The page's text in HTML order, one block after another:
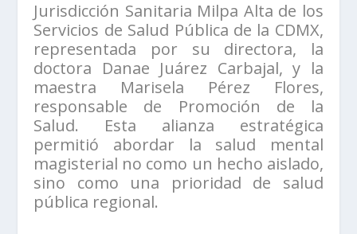
Jurisdicción Sanitaria Milpa Alta de los
Servicios de Salud Pública de la CDMX,
representada por su directora, la
doctora Danae Juárez Carbajal, y la
maestra Marisela Pérez Flores,
responsable de Promoción de la
Salud. Esta alianza estratégica
permitió abordar la salud mental
magisterial no como un hecho aislado,
sino como una prioridad de salud
pública regional.